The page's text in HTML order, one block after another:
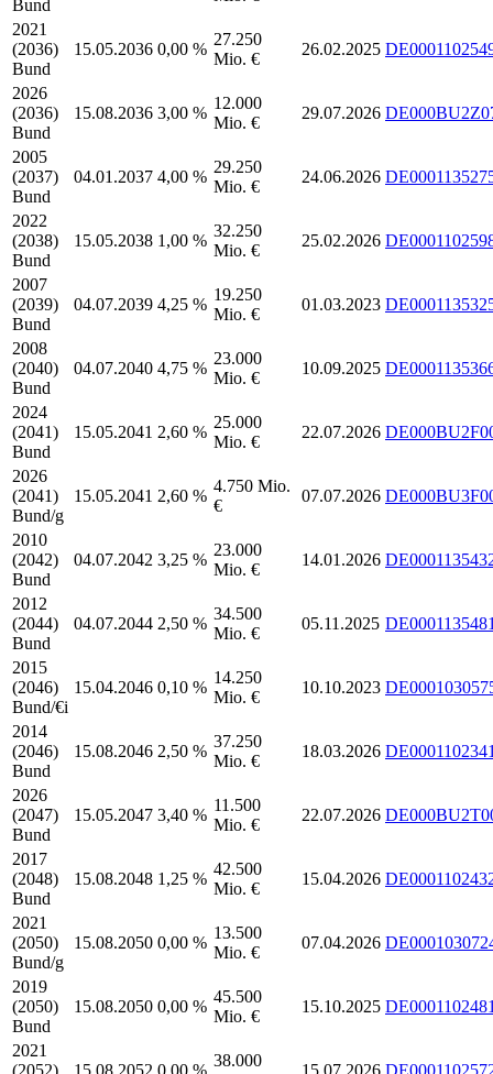
Bund
2021
(2036)
Bund
15.05.2036 0,00 %
27.250
Mio. €
26.02.2025
2026
(2036)
Bund
15.08.2036 3,00 %
12.000
Mio. €
29.07.2026
2005
(2037)
Bund
04.01.2037 4,00 %
29.250
Mio. €
24.06.2026
2022
(2038)
Bund
15.05.2038 1,00 %
32.250
Mio. €
25.02.2026
2007
(2039)
Bund
04.07.2039 4,25 %
19.250
Mio. €
01.03.2023
2008
(2040)
Bund
04.07.2040 4,75 %
23.000
Mio. €
10.09.2025
2024
(2041)
Bund
15.05.2041 2,60 %
25.000
Mio. €
22.07.2026
2026
(2041)
Bund/g
15.05.2041 2,60 %
4.750 Mio.
€
07.07.2026
2010
(2042)
Bund
04.07.2042 3,25 %
23.000
Mio. €
14.01.2026
2012
(2044)
Bund
04.07.2044 2,50 %
34.500
Mio. €
05.11.2025
2015
(2046)
Bund/€i
15.04.2046 0,10 %
14.250
Mio. €
10.10.2023
2014
(2046)
Bund
15.08.2046 2,50 %
37.250
Mio. €
18.03.2026
2026
(2047)
Bund
15.05.2047 3,40 %
11.500
Mio. €
22.07.2026
2017
(2048)
Bund
15.08.2048 1,25 %
42.500
Mio. €
15.04.2026
2021
(2050)
Bund/g
15.08.2050 0,00 %
13.500
Mio. €
07.04.2026
2019
(2050)
Bund
15.08.2050 0,00 %
45.500
Mio. €
15.10.2025
2021
(2052)
15.08.2052 0,00 %
38.000
15.07.2026